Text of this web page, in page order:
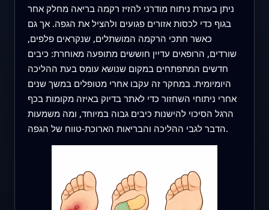
ניתן בעזרת ניתוח מודרני להזיז רקמה בריאה מחלק אחר
בגוף כדי לכסות אזורים פגועים ולהציל את הגפה. אך גם
כאשר חתכי הרקמה המושתלים, שנקראים פלפים,
שורדים, הרופאים עדיין חוששים מתופעה מאוחרת: כיבים
חדשים המתפתחים במקום שנושא עומס בעת ההליכה
היומיומית. במחקר זה עקבו אחרי מטופלים במשך שנים
אחרי ניתוחי השחזור כדי לאתר בדיוק באיזה מקומות בכף
הרגל הסיכוי להישנות כיבים גבוה במיוחד, ומה משמעות
הדבר לגבי ההליכה והבריאות הארוכת‑טווח של הגפה.